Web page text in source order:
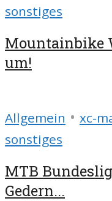
sonstiges
Mountainbike
um!
Allgemein • xc-
sonstiges
MTB
Gedern...